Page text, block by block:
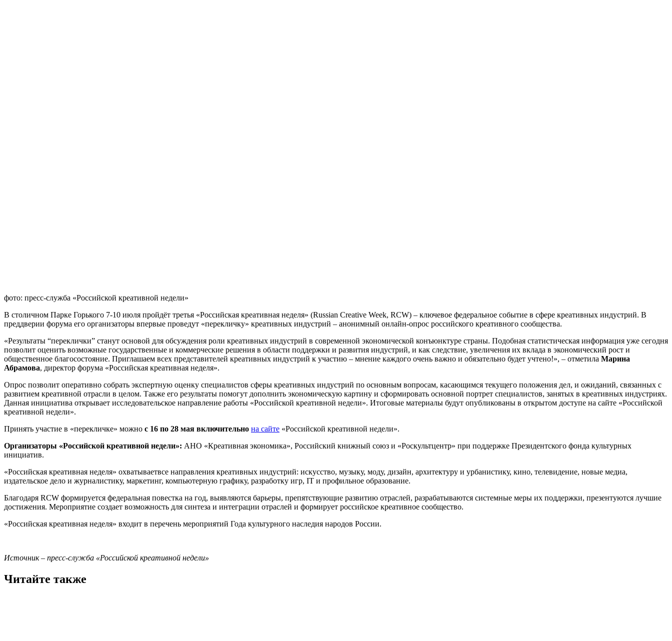
фото: пресс-служба «Российской креативной недели»
В столичном Парке Горького 7-10 июля пройдёт третья «Российская креативная неделя» (Russian Creative Week, RCW) – ключевое федеральное событие в сфере креативных индустрий. В
преддверии форума его организаторы впервые проведут «перекличку» креативных индустрий – анонимный онлайн-опрос российского креативного сообщества.
«Результаты “переклички” станут основой для обсуждения роли креативных индустрий в современной экономической конъюнктуре страны. Подобная статистическая информация уже сегодня
позволит оценить возможные государственные и коммерческие решения в области поддержки и развития индустрий, и как следствие, увеличения их вклада в экономический рост и
общественное благосостояние. Приглашаем всех представителей креативных индустрий к участию – мнение каждого очень важно и обязательно будет учтено!», – отметила Марина
Абрамова, директор форума «Российская креативная неделя».
Опрос позволит оперативно собрать экспертную оценку специалистов сферы креативных индустрий по основным вопросам, касающимся текущего положения дел, и ожиданий, связанных с
развитием креативной отрасли в целом. Также его результаты помогут дополнить экономическую картину и сформировать основной портрет специалистов, занятых в креативных индустриях.
Данная инициатива открывает исследовательское направление работы «Российской креативной недели». Итоговые материалы будут опубликованы в открытом доступе на сайте «Российской
креативной недели».
Принять участие в «перекличке» можно с 16 по 28 мая включительно на сайте «Российской креативной недели».
Организаторы «Российской креативной недели»: АНО «Креативная экономика», Российский книжный союз и «Роскультцентр» при поддержке Президентского фонда культурных
инициатив.
«Российская креативная неделя» охватываетвсе направления креативных индустрий: искусство, музыку, моду, дизайн, архитектуру и урбанистику, кино, телевидение, новые медиа,
издательское дело и журналистику, маркетинг, компьютерную графику, разработку игр, IT и профильное образование.
Благодаря RCW формируется федеральная повестка на год, выявляются барьеры, препятствующие развитию отраслей, разрабатываются системные меры их поддержки, презентуются лучшие
достижения. Мероприятие создает возможность для синтеза и интеграции отраслей и формирует российское креативное сообщество.
«Российская креативная неделя» входит в перечень мероприятий Года культурного наследия народов России.
Источник – пресс-служба «Российской креативной недели»
Читайте также